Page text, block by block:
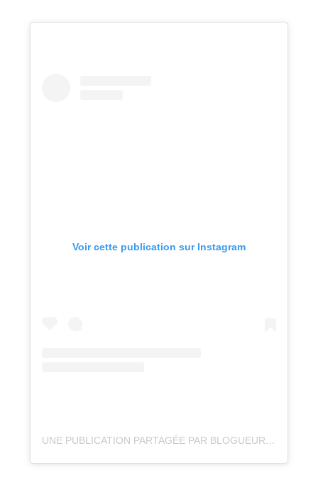
Voir cette publication sur Instagram
UNE PUBLICATION PARTAGÉE PAR BLOGUEURS ANNECY (@UNMONDEDEUXDINDES)